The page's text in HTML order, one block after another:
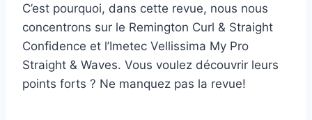
C’est pourquoi, dans cette revue, nous nous
concentrons sur le Remington Curl & Straight
Confidence et l’Imetec Vellissima My Pro
Straight & Waves. Vous voulez découvrir leurs
points forts ? Ne manquez pas la revue!